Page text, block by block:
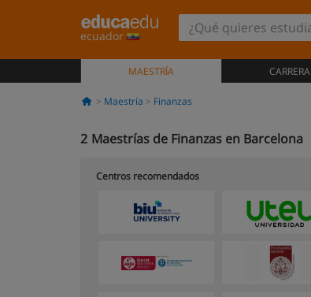
ecuador
MAESTRÍA CARRERA
Maestría Finanzas
2 Maestrías de Finanzas en Barcelona
Centros recomendados